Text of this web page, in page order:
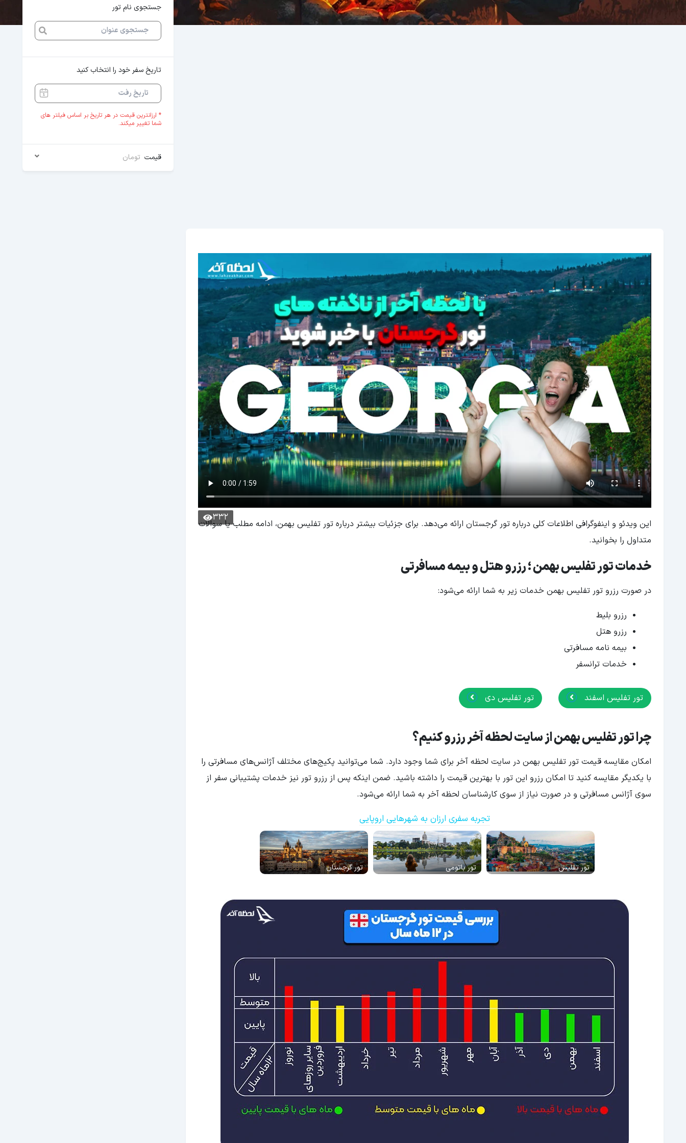
جستجوی نام تور
تاریخ سفر خود را انتخاب کنید
* ارزانترین قیمت در هر تاریخ بر اساس فیلتر های
شما تغییر میکند.
قیمت تومان
332
این ویدئو و اینفوگرافی اطلاعات کلی درباره تور گرجستان ارائه می‌دهد. برای جزئیات بیشتر درباره تور تفلیس بهمن، ادامه مطلب یا سوالات
متداول را بخوانید.
خدمات تور تفلیس بهمن ؛ رزرو هتل و بیمه مسافرتی
در صورت رزرو تور تفلیس بهمن خدمات زیر به شما ارائه می‌شود:
رزرو بلیط
رزرو هتل
بیمه نامه مسافرتی
خدمات ترانسفر
تور تفلیس اسفند تور تفلیس دی
چرا تور تفلیس بهمن از سایت لحظه آخر رزرو کنیم؟
امکان مقایسه قیمت تور تفلیس بهمن در سایت لحظه آخر برای شما وجود دارد. شما می‌توانید پکیج‌های مختلف آژانس‌های مسافرتی را
با یکدیگر مقایسه کنید تا امکان رزرو این تور با بهترین قیمت را داشته باشید. ضمن اینکه پس از رزرو تور نیز خدمات پشتیبانی سفر از
سوی آژانس مسافرتی و در صورت نیاز از سوی کارشناسان لحظه آخر به شما ارائه می‌شود.
تجربه سفری ارزان به شهرهایی اروپایی
تور تفلیس تور باتومی تور گرجستان